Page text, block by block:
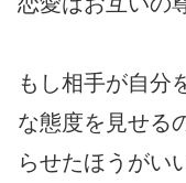
もし相手が自分
な態度を見せる
らせたほうがい